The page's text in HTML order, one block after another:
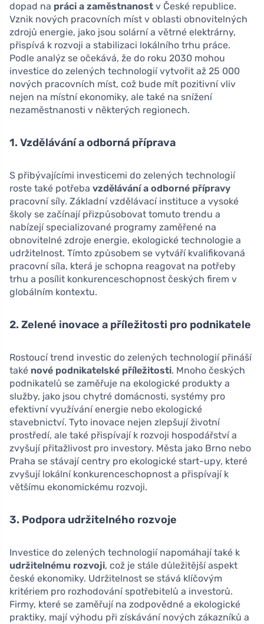
dopad na práci a zaměstnanost v České republice.
Vznik nových pracovních míst v oblasti obnovitelných
zdrojů energie, jako jsou solární a větrné elektrárny,
přispívá k rozvoji a stabilizaci lokálního trhu práce.
Podle analýz se očekává, že do roku 2030 mohou
investice do zelených technologií vytvořit až 25 000
nových pracovních míst, což bude mít pozitivní vliv
nejen na místní ekonomiky, ale také na snížení
nezaměstnanosti v některých regionech.
1. Vzdělávání a odborná příprava
S přibývajícími investicemi do zelených technologií
roste také potřeba vzdělávání a odborné přípravy
pracovní síly. Základní vzdělávací instituce a vysoké
školy se začínají přizpůsobovat tomuto trendu a
nabízejí specializované programy zaměřené na
obnovitelné zdroje energie, ekologické technologie a
udržitelnost. Tímto způsobem se vytváří kvalifikovaná
pracovní síla, která je schopna reagovat na potřeby
trhu a posílit konkurenceschopnost českých firem v
globálním kontextu.
2. Zelené inovace a příležitosti pro podnikatele
Rostoucí trend investic do zelených technologií přináší
také nové podnikatelské příležitosti. Mnoho českých
podnikatelů se zaměřuje na ekologické produkty a
služby, jako jsou chytré domácnosti, systémy pro
efektivní využívání energie nebo ekologické
stavebnictví. Tyto inovace nejen zlepšují životní
prostředí, ale také přispívají k rozvoji hospodářství a
zvyšují přitažlivost pro investory. Města jako Brno nebo
Praha se stávají centry pro ekologické start-upy, které
zvyšují lokální konkurenceschopnost a přispívají k
většímu ekonomickému rozvoji.
3. Podpora udržitelného rozvoje
Investice do zelených technologií napomáhají také k
udržitelnému rozvoji, což je stále důležitější aspekt
české ekonomiky. Udržitelnost se stává klíčovým
kritériem pro rozhodování spotřebitelů a investorů.
Firmy, které se zaměřují na zodpovědné a ekologické
praktiky, mají výhodu při získávání nových zákazníků a